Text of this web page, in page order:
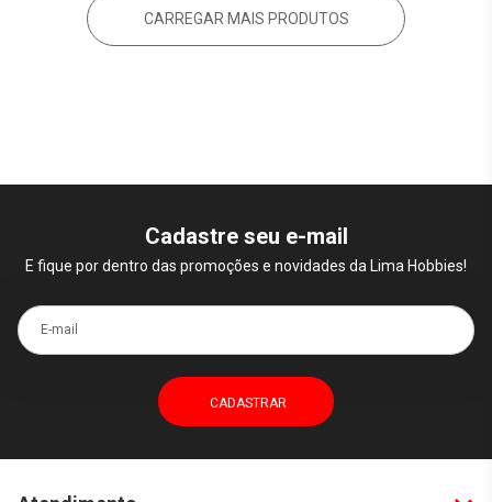
CARREGAR MAIS PRODUTOS
Cadastre seu e-mail
E fique por dentro das promoções e novidades da Lima Hobbies!
E-mail